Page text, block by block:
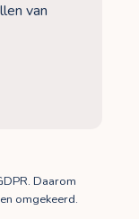
van
Daarom
omgekeerd.